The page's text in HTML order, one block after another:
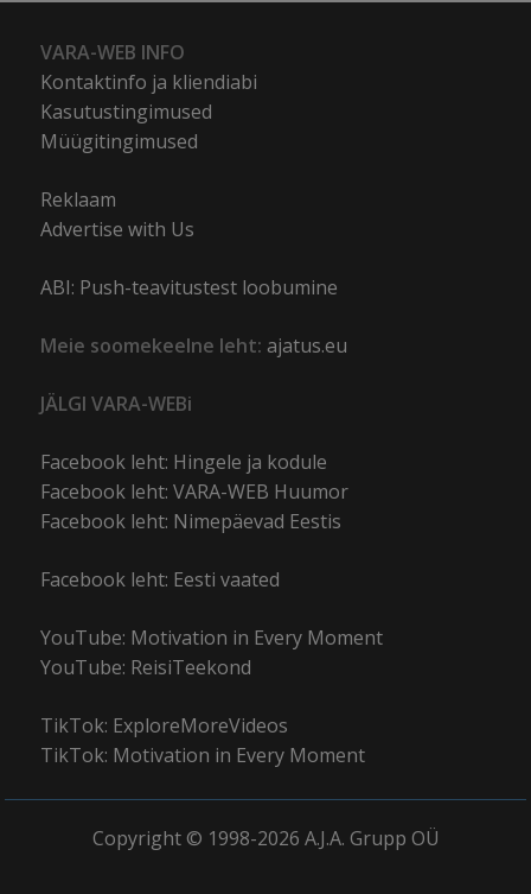
VARA-WEB INFO
Kontaktinfo ja kliendiabi
Kasutustingimused
Müügitingimused
Reklaam
Advertise with Us
ABI: Push-teavitustest loobumine
Meie soomekeelne leht: ajatus.eu
JÄLGI VARA-WEBi
Facebook leht: Hingele ja kodule
Facebook leht: VARA-WEB Huumor
Facebook leht: Nimepäevad Eestis
Facebook leht: Eesti vaated
YouTube: Motivation in Every Moment
YouTube: ReisiTeekond
TikTok: ExploreMoreVideos
TikTok: Motivation in Every Moment
Copyright © 1998-2026 A.J.A. Grupp OÜ